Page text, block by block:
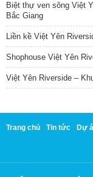
Biệt thự ven sông Việt
Bắc Giang
Liền kề Việt Yên
Shophouse Việt Yên
Việt Yên Riverside –
Trang chủ Tin tức Dự